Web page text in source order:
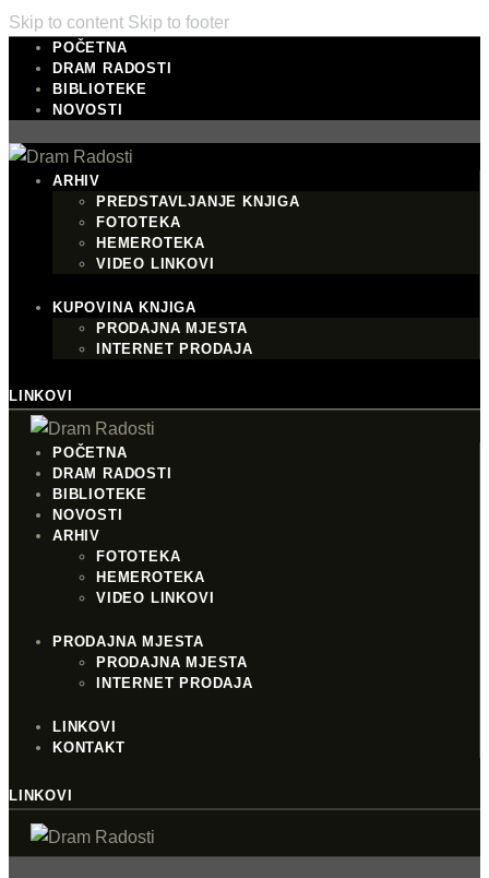
Skip to content Skip to footer
POČETNA
DRAM RADOSTI
BIBLIOTEKE
NOVOSTI
ARHIV
PREDSTAVLJANJE KNJIGA
FOTOTEKA
HEMEROTEKA
VIDEO LINKOVI
KUPOVINA KNJIGA
PRODAJNA MJESTA
INTERNET PRODAJA
LINKOVI
POČETNA
DRAM RADOSTI
BIBLIOTEKE
NOVOSTI
ARHIV
FOTOTEKA
HEMEROTEKA
VIDEO LINKOVI
PRODAJNA MJESTA
PRODAJNA MJESTA
INTERNET PRODAJA
LINKOVI
KONTAKT
LINKOVI